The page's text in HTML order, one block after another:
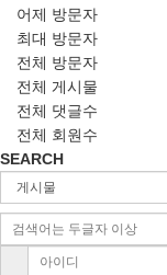
어제 방문자
최대 방문자
전체 방문자
전체 게시물
전체 댓글수
전체 회원수
SEARCH